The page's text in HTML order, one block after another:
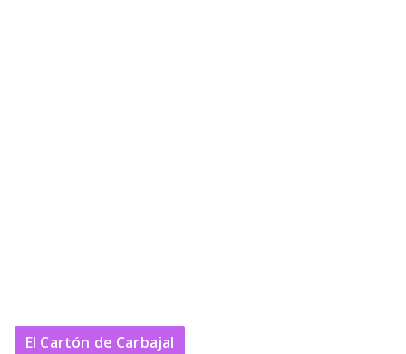
El Cartón de Carbajal